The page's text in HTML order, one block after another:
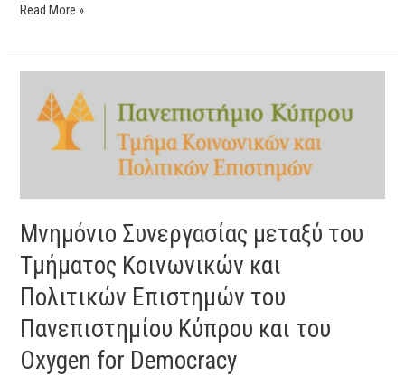
Read More »
Μνημόνιο Συνεργασίας μεταξύ του
Τμήματος Κοινωνικών και
Πολιτικών Επιστημών του
Πανεπιστημίου Κύπρου και του
Oxygen for Democracy
Συνεργασίας
μεταξύ
Πολιτικών
Επιστημών
του
Πανεπιστημίου
Κύπρου
και
του